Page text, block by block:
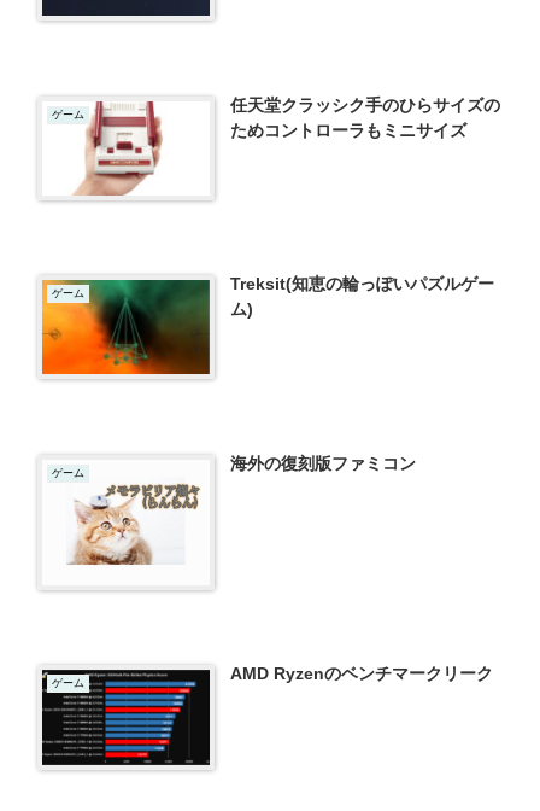
ゲーム
任天堂クラッシク手のひらサイズの
ためコントローラもミニサイズ
ゲーム
Treksit(知恵の輪っぽいパズルゲー
ム)
ゲーム 海外の復刻版ファミコン
ゲーム AMD Ryzenのベンチマークリーク